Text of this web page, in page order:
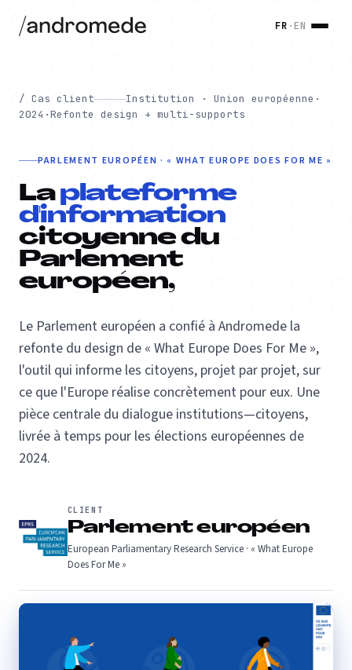
FR ·EN
/ Cas client Institution · Union européenne ·
2024 ·Refonte design + multi-supports
PARLEMENT EUROPÉEN · « WHAT EUROPE DOES FOR ME »
La plateforme
d'information
citoyenne du
Parlement
européen,
Le Parlement européen a confié à Andromede la
refonte du design de « What Europe Does For Me »,
l'outil qui informe les citoyens, projet par projet, sur
ce que l'Europe réalise concrètement pour eux. Une
pièce centrale du dialogue institutions—citoyens,
livrée à temps pour les élections européennes de
2024.
CLIENT
Parlement européen
European Parliamentary Research Service · « What Europe
Does For Me »